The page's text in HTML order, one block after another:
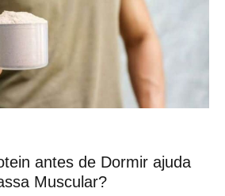
antes de Dormir ajuda
Muscular?